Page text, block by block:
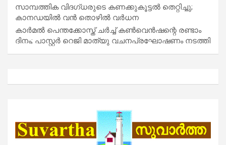
സാമ്പത്തിക വിദഗ്ധരുടെ കണക്കുകൂട്ടൽ തെറ്റിച്ചു;
കാനഡയിൽ വൻ തൊഴിൽ വർധന
കാർമൽ പെന്തക്കോസ്ത് ചർച്ച് കൺവെൻഷന്റെ രണ്ടാം
ദിനം; പാസ്റ്റർ റെജി മാത്യു വചനപ്രഘോഷണം നടത്തി